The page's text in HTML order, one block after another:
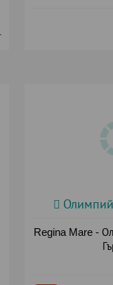
Regina Mare -